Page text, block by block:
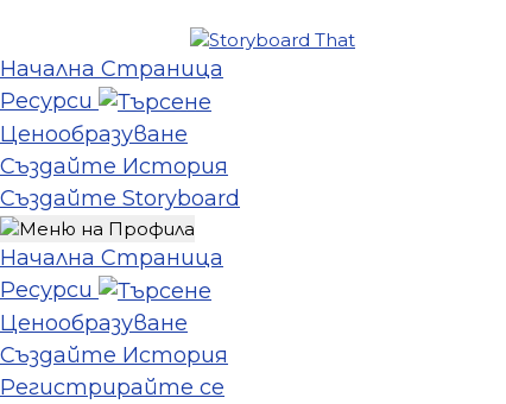
Начална Страница
Ресурси
Ценообразуване
Създайте История
Създайте Storyboard
Начална Страница
Ресурси
Ценообразуване
Създайте История
Регистрирайте се